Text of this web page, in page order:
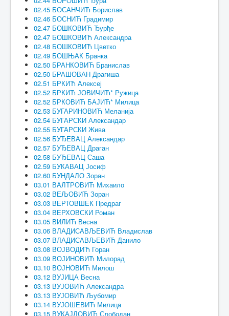
02.45 БОСАНЧИЋ Борислав
02.46 БОСНИЋ Градимир
02.47 БОШКОВИЋ Ђурђе
02.47 БОШКОВИЋ Александра
02.48 БОШКОВИЋ Цветко
02.49 БОШЊАК Бранка
02.50 БРАНКОВИЋ Бранислав
02.50 БРАШОВАН Драгиша
02.51 БРКИЋ Алексеј
02.52 БРКИЋ ЈОВИЧИЋ* Ружица
02.52 БРКОВИЋ БАЈИЋ* Милица
02.53 БУГАРИНОВИЋ Меланија
02.54 БУГАРСКИ Александар
02.55 БУГАРСКИ Жива
02.56 БУЂЕВАЦ Александар
02.57 БУЂЕВАЦ Драган
02.58 БУЂЕВАЦ Саша
02.59 БУКАВАЦ Јосиф
02.60 БУНДАЛО Зоран
03.01 ВАЛТРОВИЋ Михаило
03.02 ВЕЉОВИЋ Зоран
03.03 ВЕРТОВШЕК Предраг
03.04 ВЕРХОВСКИ Роман
03.05 ВИЛИЋ Весна
03.06 ВЛАДИСАВЉЕВИЋ Владислав
03.07 ВЛАДИСАВЉЕВИЋ Данило
03.08 ВОЈВОДИЋ Горан
03.09 ВОЈИНОВИЋ Милорад
03.10 ВОЈНОВИЋ Милош
03.12 ВУЈИЦА Весна
03.13 ВУЈОВИЋ Александра
03.13 ВУЈОВИЋ Љубомир
03.14 ВУЈОШЕВИЋ Милица
03.15 ВУКАЈЛОВИЋ Слободан